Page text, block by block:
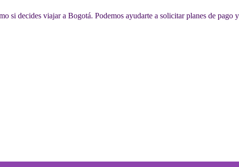
si decides viajar a Bogotá. Podemos ayudarte a solicitar planes de pago y